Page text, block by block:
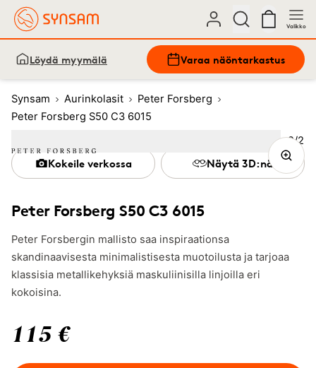
Valikko
Löydä myymälä Varaa näöntarkastus
Synsam Aurinkolasit
Peter Forsberg
Peter Forsberg S50 C3 6015
Peter Forsberg S50 C3 6015
Peter Forsbergin mallisto saa inspiraationsa
skandinaavisesta minimalistisesta muotoilusta ja tarjoaa
klassisia metallikehyksiä maskuliinisilla linjoilla eri
kokoisina.
115 €
Kokeile verkossa Näytä 3D:nä
Kuva
2/2
Image (Current image)